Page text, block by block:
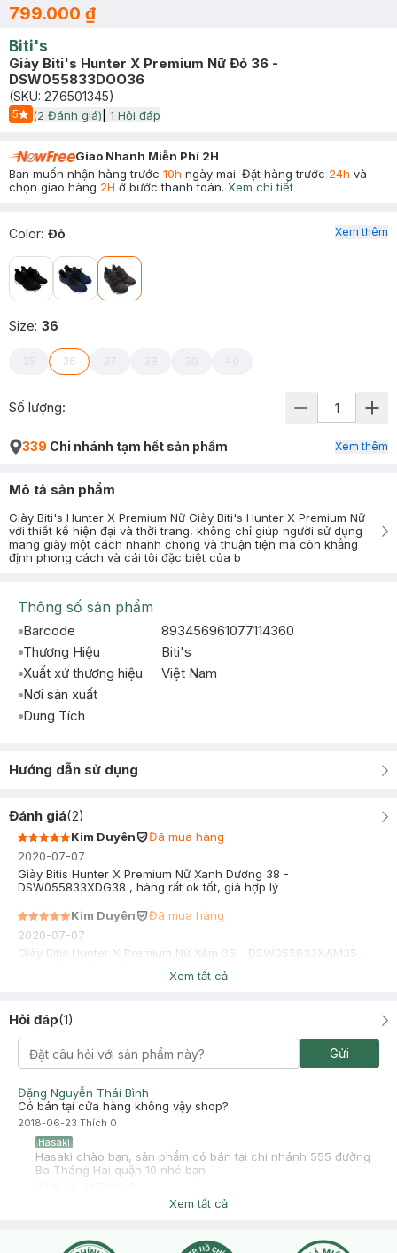
799.000 ₫
Biti's
Giày Biti's Hunter X Premium Nữ Đỏ 36 -
DSW055833DOO36
(SKU: 276501345)
5
Start Icon
(2 Đánh giá) 1 Hỏi đáp
Giao Nhanh Miễn Phí 2H
Bạn muốn nhận hàng trước 10h ngày mai. Đặt hàng trước 24h và
chọn giao hàng 2H ở bước thanh toán. Xem chi tiết
Color: Đỏ
Size: 36
35 36 37 38 39 40
Xem thêm
Số lượng:
339 Chi nhánh tạm hết sản phẩm Xem thêm
Mô tả sản phẩm
Giày Biti's Hunter X Premium Nữ Giày Biti's Hunter X Premium Nữ
với thiết kế hiện đại và thời trang, không chỉ giúp người sử dụng
mang giày một cách nhanh chóng và thuận tiện mà còn khẳng
định phong cách và cái tôi đặc biệt của b
Thông số sản phẩm
Barcode
893456961077114360
Thương Hiệu
Biti's
Xuất xứ thương hiệu
Việt Nam
Nơi sản xuất
Dung Tích
Hướng dẫn sử dụng
Đánh giá(2)
Kim Duyên
Đã mua hàng
2020-07-07
Giày Bitis Hunter X Premium Nữ Xanh Dương 38 -
DSW055833XDG38 , hàng rất ok tốt, giá hợp lý
Kim Duyên
Đã mua hàng
2020-07-07
Giày Bitis Hunter X Premium Nữ Xám 35 - DSW055833XAM35 ,
Xem tất cả
Hỏi đáp(1)
Gửi
Đặng Nguyễn Thái Bình
Có bán tại cửa hàng không vậy shop?
2018-06-23 Thích 0
Hasaki
Hasaki chào bạn, sản phẩm có bán tại chi nhánh 555 đường
Ba Tháng Hai quận 10 nhé bạn
Xem tất cả